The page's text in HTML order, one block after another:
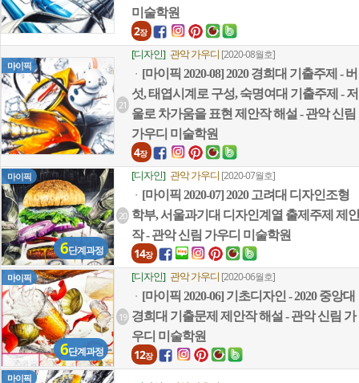
미술학원
2장
마이픽
21
[디자인] 관악 가우디 [2020-08월호]
ㆍ [마이픽 2020-08] 2020 경희대 기출주제 - 버
섯, 태엽시계로 구성, 숙명여대 기출주제 - 저
울로 차가움을 표현 제안작 해설 - 관악 신림
가우디 미술학원
4장
6단계과정
마이픽
20
[디자인] 관악 가우디 [2020-07월호]
ㆍ [마이픽 2020-07] 2020 고려대 디자인조형
학부, 서울과기대 디자인계열 출제주제 제안
작 - 관악 신림 가우디 미술학원
14장
6단계과정
마이픽
19
[디자인] 관악 가우디 [2020-06월호]
ㆍ [마이픽 2020-06] 기초디자인 - 2020 중앙대
경희대 기출문제 제안작 해설 - 관악 신림 가
우디 미술학원
12장
마이픽